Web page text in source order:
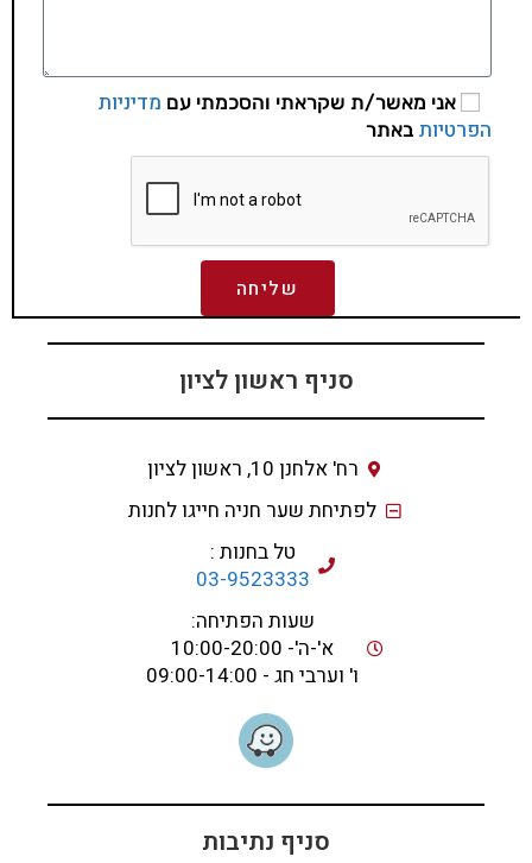
אני מאשר/ת שקראתי והסכמתי עם מדיניות
הפרטיות באתר
שליחה
סניף ראשון לציון
רח' אלחנן 10, ראשון לציון
לפתיחת שער חניה חייגו לחנות
טל בחנות :
03-9523333
שעות הפתיחה:
א'-ה'- 10:00-20:00
ו' וערבי חג - 09:00-14:00
סניף נתיבות